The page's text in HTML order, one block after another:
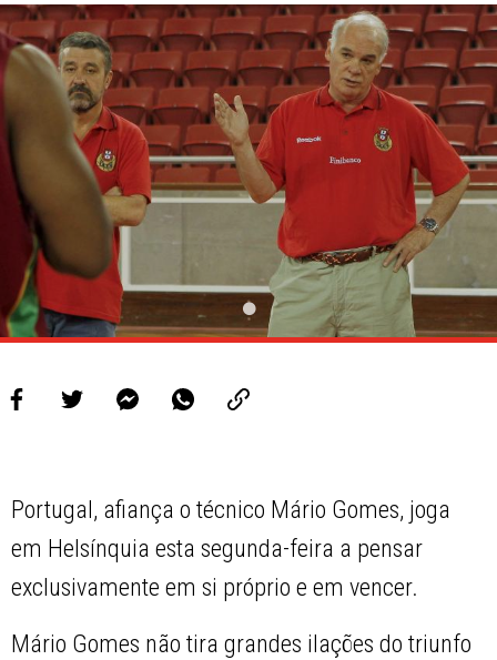
Portugal, afiança o técnico Mário Gomes, joga
em Helsínquia esta segunda-feira a pensar
exclusivamente em si próprio e em vencer.
Mário Gomes não tira grandes ilações do triunfo